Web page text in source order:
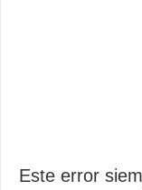
Este error